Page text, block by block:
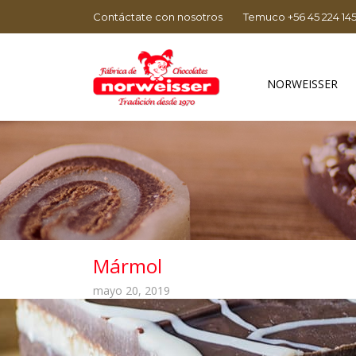
Contáctate con nosotros Temuco +56 45 224
NORWEISSER
Mármol
mayo 20, 2019